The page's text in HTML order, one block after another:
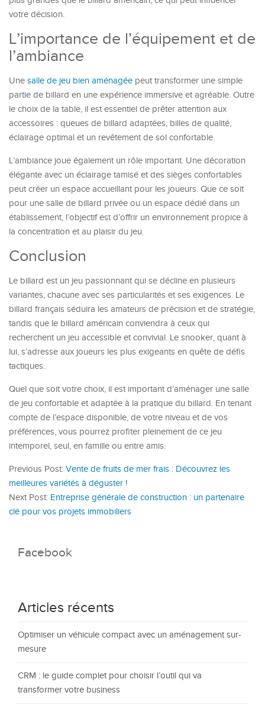
votre décision.
L’importance de l’équipement et de
l’ambiance
Une salle de jeu bien aménagée peut transformer une simple
partie de billard en une expérience immersive et agréable. Outre
le choix de la table, il est essentiel de prêter attention aux
accessoires : queues de billard adaptées, billes de qualité,
éclairage optimal et un revêtement de sol confortable.
L’ambiance joue également un rôle important. Une décoration
élégante avec un éclairage tamisé et des sièges confortables
peut créer un espace accueillant pour les joueurs. Que ce soit
pour une salle de billard privée ou un espace dédié dans un
établissement, l’objectif est d’offrir un environnement propice à
la concentration et au plaisir du jeu.
Conclusion
Le billard est un jeu passionnant qui se décline en plusieurs
variantes, chacune avec ses particularités et ses exigences. Le
billard français séduira les amateurs de précision et de stratégie,
tandis que le billard américain conviendra à ceux qui
recherchent un jeu accessible et convivial. Le snooker, quant à
lui, s’adresse aux joueurs les plus exigeants en quête de défis
tactiques.
Quel que soit votre choix, il est important d’aménager une salle
de jeu confortable et adaptée à la pratique du billard. En tenant
compte de l’espace disponible, de votre niveau et de vos
préférences, vous pourrez profiter pleinement de ce jeu
intemporel, seul, en famille ou entre amis.
Previous Post: Vente de fruits de mer frais : Découvrez les
meilleures variétés à déguster !
Next Post: Entreprise générale de construction : un partenaire
clé pour vos projets immobiliers
Facebook
Articles récents
Optimiser un véhicule compact avec un aménagement sur-
mesure
CRM : le guide complet pour choisir l’outil qui va
transformer votre business